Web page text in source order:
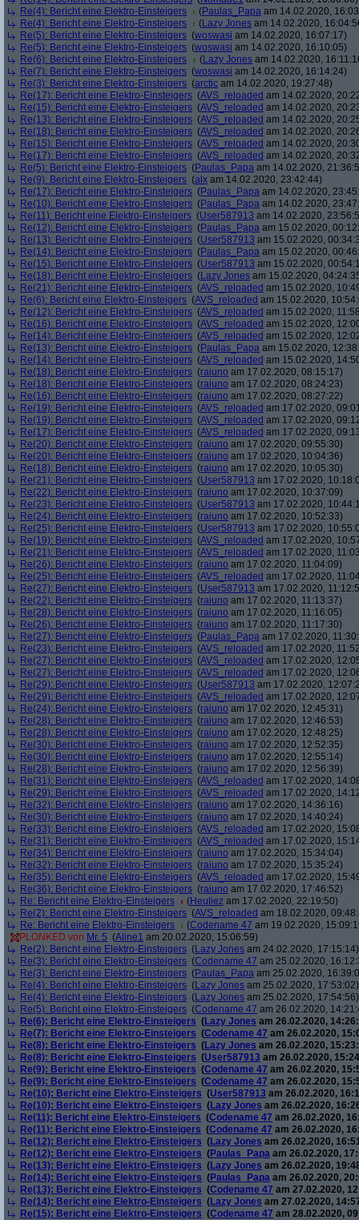
Re(4): Bericht eine Elektro-Einsteigers
(Paulas_Papa am 14.02.2020,
Re(4): Bericht eine Elektro-Einsteigers
(Lazy Jones am 14.02.2020,
Re(5): Bericht eine Elektro-Einsteigers (woswasi am 14.02.2020, 16:07:17)
Re(5): Bericht eine Elektro-Einsteigers (woswasi am 14.02.2020, 16:10:05)
Re(6): Bericht eine Elektro-Einsteigers
(Lazy Jones am 14.02.2020,
Re(7): Bericht eine Elektro-Einsteigers (woswasi am 14.02.2020, 16:14:24)
Re(3): Bericht eine Elektro-Einsteigers (arctic am 14.02.2020, 19:27:48)
Re(17): Bericht eine Elektro-Einsteigers (AVS_reloaded am 14.02.2020,
Re(15): Bericht eine Elektro-Einsteigers (AVS_reloaded am 14.02.2020,
Re(13): Bericht eine Elektro-Einsteigers (AVS_reloaded am 14.02.2020,
Re(18): Bericht eine Elektro-Einsteigers (AVS_reloaded am 14.02.2020,
Re(15): Bericht eine Elektro-Einsteigers (AVS_reloaded am 14.02.2020,
Re(17): Bericht eine Elektro-Einsteigers (AVS_reloaded am 14.02.2020,
Re(5): Bericht eine Elektro-Einsteigers (Paulas_Papa am 14.02.2020,
Re(9): Bericht eine Elektro-Einsteigers (alx am 14.02.2020, 23:42:44)
Re(17): Bericht eine Elektro-Einsteigers (Paulas_Papa am 14.02.2020,
Re(10): Bericht eine Elektro-Einsteigers (Paulas_Papa am 14.02.2020,
Re(11): Bericht eine Elektro-Einsteigers (User587913 am 14.02.2020,
Re(12): Bericht eine Elektro-Einsteigers (Paulas_Papa am 15.02.2020,
Re(13): Bericht eine Elektro-Einsteigers (User587913 am 15.02.2020,
Re(14): Bericht eine Elektro-Einsteigers (Paulas_Papa am 15.02.2020,
Re(15): Bericht eine Elektro-Einsteigers (User587913 am 15.02.2020,
Re(18): Bericht eine Elektro-Einsteigers (Lazy Jones am 15.02.2020,
Re(21): Bericht eine Elektro-Einsteigers (AVS_reloaded am 15.02.2020,
Re(6): Bericht eine Elektro-Einsteigers (AVS_reloaded am 15.02.2020,
Re(12): Bericht eine Elektro-Einsteigers (AVS_reloaded am 15.02.2020,
Re(16): Bericht eine Elektro-Einsteigers (AVS_reloaded am 15.02.2020,
Re(14): Bericht eine Elektro-Einsteigers (AVS_reloaded am 15.02.2020,
Re(13): Bericht eine Elektro-Einsteigers (Paulas_Papa am 15.02.2020,
Re(14): Bericht eine Elektro-Einsteigers (AVS_reloaded am 15.02.2020,
Re(18): Bericht eine Elektro-Einsteigers (raiuno am 17.02.2020, 08:15:17)
Re(18): Bericht eine Elektro-Einsteigers (raiuno am 17.02.2020, 08:24:23)
Re(16): Bericht eine Elektro-Einsteigers (raiuno am 17.02.2020, 08:27:22)
Re(19): Bericht eine Elektro-Einsteigers (AVS_reloaded am 17.02.2020,
Re(19): Bericht eine Elektro-Einsteigers (AVS_reloaded am 17.02.2020,
Re(17): Bericht eine Elektro-Einsteigers (AVS_reloaded am 17.02.2020,
Re(20): Bericht eine Elektro-Einsteigers (raiuno am 17.02.2020, 09:55:30)
Re(20): Bericht eine Elektro-Einsteigers (raiuno am 17.02.2020, 10:04:36)
Re(18): Bericht eine Elektro-Einsteigers (raiuno am 17.02.2020, 10:05:30)
Re(21): Bericht eine Elektro-Einsteigers (User587913 am 17.02.2020,
Re(22): Bericht eine Elektro-Einsteigers (raiuno am 17.02.2020, 10:37:09)
Re(23): Bericht eine Elektro-Einsteigers (User587913 am 17.02.2020,
Re(24): Bericht eine Elektro-Einsteigers (raiuno am 17.02.2020, 10:52:33)
Re(25): Bericht eine Elektro-Einsteigers (User587913 am 17.02.2020,
Re(19): Bericht eine Elektro-Einsteigers (AVS_reloaded am 17.02.2020,
Re(21): Bericht eine Elektro-Einsteigers (AVS_reloaded am 17.02.2020,
Re(26): Bericht eine Elektro-Einsteigers (raiuno am 17.02.2020, 11:04:09)
Re(25): Bericht eine Elektro-Einsteigers (AVS_reloaded am 17.02.2020,
Re(27): Bericht eine Elektro-Einsteigers (User587913 am 17.02.2020,
Re(22): Bericht eine Elektro-Einsteigers (raiuno am 17.02.2020, 11:13:37)
Re(28): Bericht eine Elektro-Einsteigers (raiuno am 17.02.2020, 11:16:05)
Re(26): Bericht eine Elektro-Einsteigers (raiuno am 17.02.2020, 11:17:30)
Re(27): Bericht eine Elektro-Einsteigers (Paulas_Papa am 17.02.2020,
Re(23): Bericht eine Elektro-Einsteigers (AVS_reloaded am 17.02.2020,
Re(27): Bericht eine Elektro-Einsteigers (AVS_reloaded am 17.02.2020,
Re(27): Bericht eine Elektro-Einsteigers (AVS_reloaded am 17.02.2020,
Re(29): Bericht eine Elektro-Einsteigers (User587913 am 17.02.2020,
Re(29): Bericht eine Elektro-Einsteigers (AVS_reloaded am 17.02.2020,
Re(24): Bericht eine Elektro-Einsteigers (raiuno am 17.02.2020, 12:45:31)
Re(28): Bericht eine Elektro-Einsteigers (raiuno am 17.02.2020, 12:46:53)
Re(28): Bericht eine Elektro-Einsteigers (raiuno am 17.02.2020, 12:48:25)
Re(30): Bericht eine Elektro-Einsteigers (raiuno am 17.02.2020, 12:52:35)
Re(30): Bericht eine Elektro-Einsteigers (raiuno am 17.02.2020, 12:55:14)
Re(28): Bericht eine Elektro-Einsteigers (raiuno am 17.02.2020, 12:56:39)
Re(31): Bericht eine Elektro-Einsteigers (AVS_reloaded am 17.02.2020,
Re(29): Bericht eine Elektro-Einsteigers (AVS_reloaded am 17.02.2020,
Re(32): Bericht eine Elektro-Einsteigers (raiuno am 17.02.2020, 14:36:16)
Re(30): Bericht eine Elektro-Einsteigers (raiuno am 17.02.2020, 14:40:24)
Re(33): Bericht eine Elektro-Einsteigers (AVS_reloaded am 17.02.2020,
Re(31): Bericht eine Elektro-Einsteigers (AVS_reloaded am 17.02.2020,
Re(34): Bericht eine Elektro-Einsteigers (raiuno am 17.02.2020, 15:34:04)
Re(32): Bericht eine Elektro-Einsteigers (raiuno am 17.02.2020, 15:35:24)
Re(35): Bericht eine Elektro-Einsteigers (AVS_reloaded am 17.02.2020,
Re(36): Bericht eine Elektro-Einsteigers (raiuno am 17.02.2020, 17:46:52)
Re: Bericht eine Elektro-Einsteigers
(Heuliez am 17.02.2020, 22:19:50)
Re(2): Bericht eine Elektro-Einsteigers (AVS_reloaded am 18.02.2020,
Re: Bericht eine Elektro-Einsteigers
(Codename 47 am 19.02.2020,
PLONKED von Mr. 5 (Aline1 am 20.02.2020, 15:06:59)
Re(2): Bericht eine Elektro-Einsteigers (Lazy Jones am 24.02.2020, 17:15:14)
Re(3): Bericht eine Elektro-Einsteigers (Codename 47 am 25.02.2020,
Re(3): Bericht eine Elektro-Einsteigers (Paulas_Papa am 25.02.2020,
Re(4): Bericht eine Elektro-Einsteigers (Lazy Jones am 25.02.2020, 17:53:02)
Re(4): Bericht eine Elektro-Einsteigers (Lazy Jones am 25.02.2020, 17:54:56)
Re(5): Bericht eine Elektro-Einsteigers (Codename 47 am 26.02.2020,
Re(6): Bericht eine Elektro-Einsteigers (Lazy Jones am 26.02.2020,
Re(7): Bericht eine Elektro-Einsteigers (Codename 47 am 26.02.2020,
Re(8): Bericht eine Elektro-Einsteigers (Lazy Jones am 26.02.2020,
Re(8): Bericht eine Elektro-Einsteigers (User587913 am 26.02.2020,
Re(9): Bericht eine Elektro-Einsteigers (Codename 47 am 26.02.2020,
Re(9): Bericht eine Elektro-Einsteigers (Codename 47 am 26.02.2020,
Re(10): Bericht eine Elektro-Einsteigers (User587913 am 26.02.2020,
Re(10): Bericht eine Elektro-Einsteigers (Lazy Jones am 26.02.2020,
Re(11): Bericht eine Elektro-Einsteigers (Codename 47 am 26.02.2020,
Re(11): Bericht eine Elektro-Einsteigers (Codename 47 am 26.02.2020,
Re(12): Bericht eine Elektro-Einsteigers (Lazy Jones am 26.02.2020,
Re(12): Bericht eine Elektro-Einsteigers (Paulas_Papa am 26.02.2020,
Re(13): Bericht eine Elektro-Einsteigers (Lazy Jones am 26.02.2020,
Re(14): Bericht eine Elektro-Einsteigers (Paulas_Papa am 26.02.2020,
Re(13): Bericht eine Elektro-Einsteigers (Codename 47 am 27.02.2020,
Re(14): Bericht eine Elektro-Einsteigers (Lazy Jones am 27.02.2020,
Re(15): Bericht eine Elektro-Einsteigers (Codename 47 am 28.02.2020,